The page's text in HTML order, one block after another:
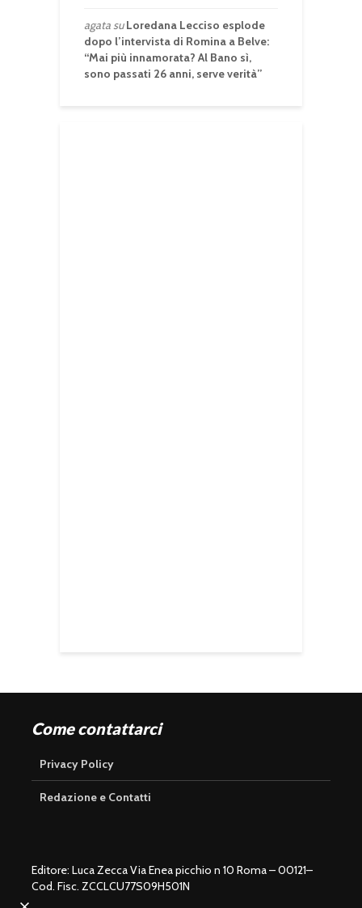
agata suLoredana Lecciso esplode
dopo l’intervista di Romina a Belve:
“Mai più innamorata? Al Bano sì,
sono passati 26 anni, serve verità”
Come contattarci
Privacy Policy
Redazione e Contatti
Editore: Luca Zecca Via Enea picchio n 10 Roma – 00121–
Cod. Fisc. ZCCLCU77S09H501N